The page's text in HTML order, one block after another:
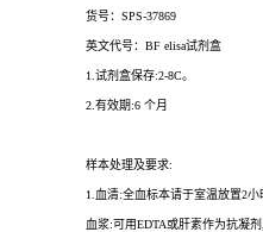
货号：SPS-37869
英文代号：BF elisa试剂盒
1.试剂盒保存:2-8C。
2.有效期:6 个月
样本处理及要求:
1.血清:全血标本请于室温放置2小
血浆:可用EDTA或肝素作为抗凝